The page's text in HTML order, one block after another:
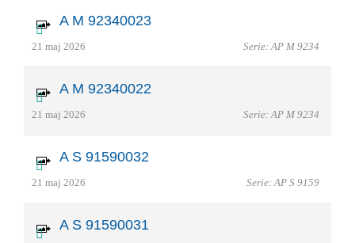
A M 92340023
21 maj 2026 Serie: AP M 9234
A M 92340022
21 maj 2026 Serie: AP M 9234
A S 91590032
21 maj 2026 Serie: AP S 9159
A S 91590031